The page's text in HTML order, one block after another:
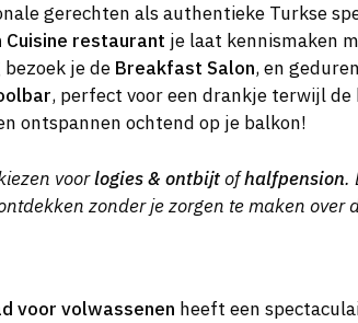
gerechten als authentieke Turkse
Cuisine restaurant je laat kennismaken
je de Breakfast Salon, en
, perfect voor een drankje terwijl
ontspannen ochtend op je balkon!
voorlogies & ontbijtofhalfpension.
zonder je zorgen te maken over
voor volwassenen heeft een